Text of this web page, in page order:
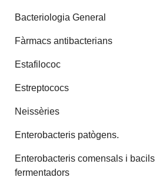
Bacteriologia General
Fàrmacs antibacterians
Estafilococ
Estreptococs
Neissèries
Enterobacteris patògens.
Enterobacteris comensals i
fermentadors